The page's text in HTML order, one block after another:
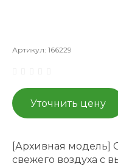
Артикул: 166229
Уточнить цену
[Архивная модель]
свежего воздуха с